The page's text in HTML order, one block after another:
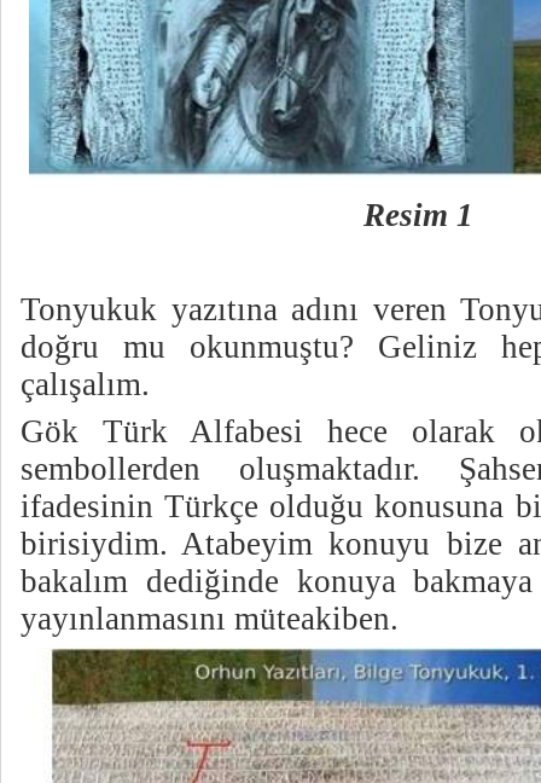
Resim 1
Tonyukuk yazıtına adını veren
doğru mu okunmuştu? Geliniz
çalışalım.
Gök Türk Alfabesi hece olarak
sembollerden oluşmaktadır.
ifadesinin Türkçe olduğu konusuna
birisiydim. Atabeyim konuyu bize
bakalım dediğinde konuya
yayınlanmasını müteakiben.